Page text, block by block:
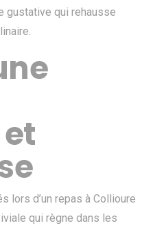
gustative qui rehausse
lors d’un repas à Collioure
qui règne dans les